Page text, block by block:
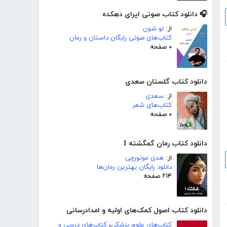
🎧 دانلود کتاب صوتی اپرای دهکده
از: لو شون
کتاب‌های صوتی رایگان داستان و رمان
۰ صفحه
دانلود کتاب گلستان سعدی
از: سعدی
کتاب‌های شعر
۰ صفحه
دانلود کتاب رمان گمگشته 1
از: هدی موتورچی
دانلود رایگان بهترین رمان‌ها
۲۱۴ صفحه
دانلود کتاب اصول کمک‌های اولیه و امدادرسانی
کتاب‌های علوم پزشکی، کتاب‌های درسی و